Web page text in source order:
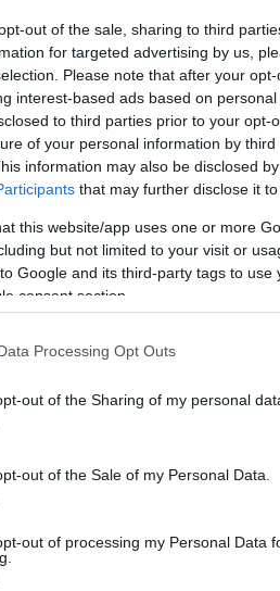
out of the sale, sharing to third
for targeted advertising by us,
Please note that after your
interest-based ads based on
to third parties prior to your opt-
of your personal information by third
information may also be disclosed
that may further disclose it
this website/app uses one or more
but not limited to your visit or
Google and its third-party tags to
consent section.
Processing Opt Outs
out of the Sharing of my personal
out of the Sale of my Personal Data.
out of processing my Personal Data
ότι λίγη παραπάνω
που βάζουμε στο μυαλό μας